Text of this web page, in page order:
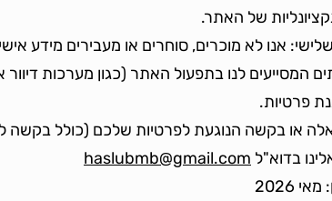
של האתר.
אנו לא מוכרים, סוחרים או מעבירים מידע
המסייעים לנו בתפעול האתר (כגון מערכות
פרטיות.
או בקשה הנוגעת לפרטיות שלכם (כולל
בדוא"ל haslubmb@gmail.com
2026